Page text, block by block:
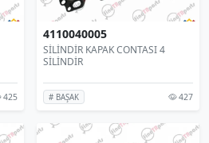
425
4110040005
SİLİNDİR KAPAK CONTASI 4
SİLİNDİR
# BAŞAK 427